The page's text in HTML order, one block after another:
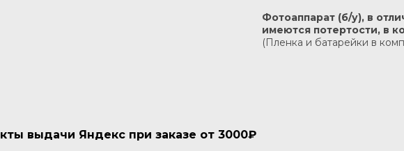
Фотоаппарат (б/у), в
имеются потертости, в
(Пленка и батарейки в
выдачи Яндекс при заказе от 3000₽